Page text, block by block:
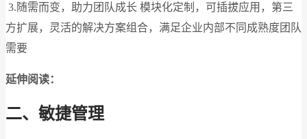
3.随需而变，助力团队成长 模块化定制，可插拔应用，第三
方扩展，灵活的解决方案组合，满足企业内部不同成熟度团队
需要
延伸阅读：
二、敏捷管理